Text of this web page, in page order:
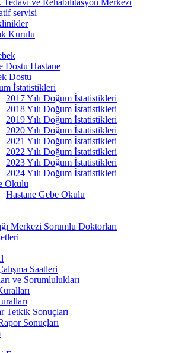
servisi
Kurulu
Dostu Hastane
Dostu
İstatistikleri
2017 Yılı Doğum İstatistikleri
2018 Yılı Doğum İstatistikleri
2019 Yılı Doğum İstatistikleri
2020 Yılı Doğum İstatistikleri
2021 Yılı Doğum İstatistikleri
2022 Yılı Doğum İstatistikleri
2023 Yılı Doğum İstatistikleri
2024 Yılı Doğum İstatistikleri
Okulu
Hastane Gebe Okulu
Merkezi Sorumlu Doktorları
Saatleri
ve Sorumlulukları
Tetkik Sonuçları
Sonuçları